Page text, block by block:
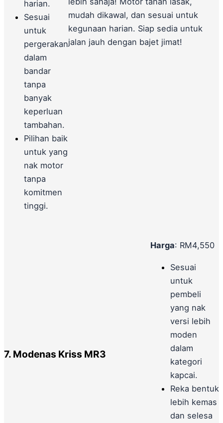
harian.
Sesuai
untuk
pergerakan
dalam
bandar
tanpa
banyak
keperluan
tambahan.
Pilihan baik
untuk yang
nak motor
tanpa
komitmen
tinggi.
mudah dikawal, dan sesuai untuk
kegunaan harian. Siap sedia untuk
jalan jauh dengan bajet jimat!
7. Modenas Kriss MR3
Harga: RM4,550
Sesuai
untuk
pembeli
yang nak
versi lebih
moden
dalam
kategori
kapcai.
Reka bentuk
lebih kemas
dan selesa